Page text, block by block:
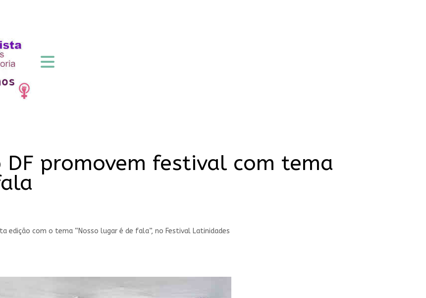
promovem festival com tema
edição com o tema “Nosso lugar é de fala”, no Festival Latinidades